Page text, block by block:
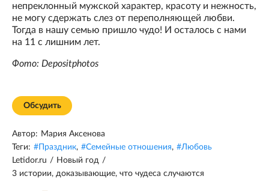
непреклонный мужской характер, красоту и нежность,
не могу сдержать слез от переполняющей любви.
Тогда в нашу семью пришло чудо! И осталось с нами
на 11 с лишним лет.
Фото: Depositphotos
Обсудить
Автор: Мария Аксенова
Теги: # Праздник, #Семейные отношения, #Любовь
Letidor.ru / Новый год /
3 истории, доказывающие, что чудеса случаются